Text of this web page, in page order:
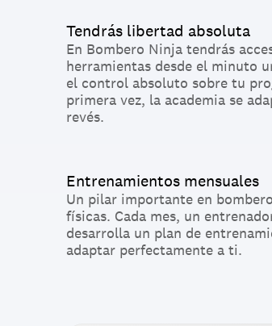
Tendrás libertad absoluta
En Bombero Ninja tendrás
herramientas desde el minuto
el control absoluto sobre tu
primera vez, la academia se
revés.
Entrenamientos mensuales
Un pilar importante en
físicas. Cada mes, un
desarrolla un plan de
adaptar perfectamente a ti.